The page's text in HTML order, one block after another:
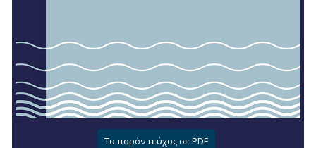
Το παρόν τεύχος σε PDF